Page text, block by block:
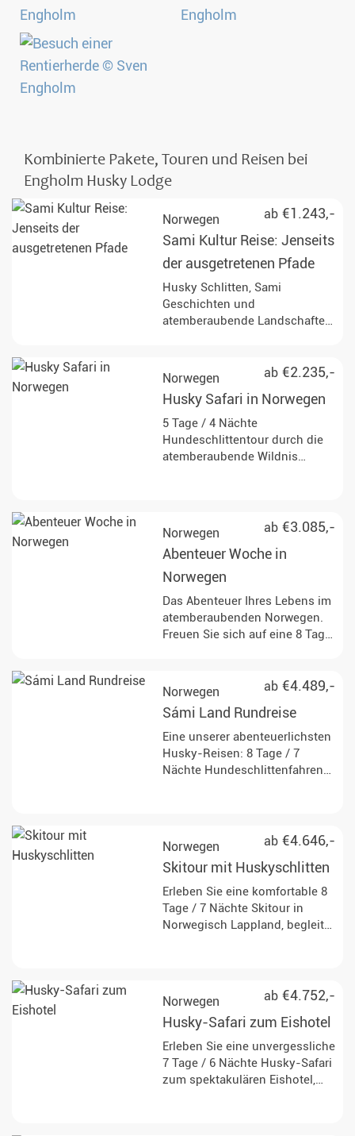
Kombinierte Pakete, Touren und Reisen bei
Engholm Husky Lodge
ab €1.243,-
Norwegen
Sami Kultur Reise: Jenseits
der ausgetretenen Pfade
Husky Schlitten, Sami
Geschichten und
atemberaubende Landschaften:
verzichten: Eine spannende 4
Tage / 3 Nächte Husky-Tour im
wunderbaren Norwegen!
ab €2.235,-
Norwegen
Husky Safari in Norwegen
5 Tage / 4 Nächte
Hundeschlittentour durch die
atemberaubende Wildnis
ab €3.085,-
Norwegen
Abenteuer Woche in
Norwegen
Das Abenteuer Ihres Lebens im
atemberaubenden Norwegen.
Freuen Sie sich auf eine 8 Tage
traumhaften Sámi Landes.
ab €4.489,-
Norwegen
Sámi Land Rundreise
Eine unserer abenteuerlichsten
Husky-Reisen: 8 Tage / 7
Nächte Hundeschlittenfahren
und liebenswerte Huskys - Ihr
perfektes Norwegen Erlebnis!
ab €4.646,-
Norwegen
Skitour mit Huskyschlitten
Erleben Sie eine komfortable 8
Tage / 7 Nächte Skitour in
Norwegisch Lappland, begleitet
ab €4.752,-
Norwegen
Husky-Safari zum Eishotel
Erleben Sie eine unvergessliche
7 Tage / 6 Nächte Husky-Safari
zum spektakulären Eishotel,